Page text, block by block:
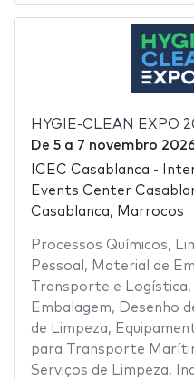
HYGIE-CLEAN EXPO
De 5a 7 novembro
ICEC Casablanca -
Events Center
Casablanca, Marrocos
Processos Químicos,
Pessoal , Material de
Transporte e Logística,
Embalagem, Desenho
de Limpeza,
para Transporte
Serviços de Limpeza,